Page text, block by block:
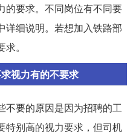
的要求。不同岗位有不同要
详细说明。若想加入铁路部
。
视力有的不要求
不要的原因是因为招聘的工
特别高的视力要求，但司机